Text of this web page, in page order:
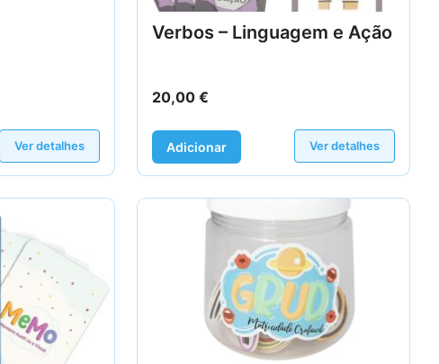
Ver detalhes
Verbos – Linguagem e Ação
20,00 €
Adicionar Ver detalhes